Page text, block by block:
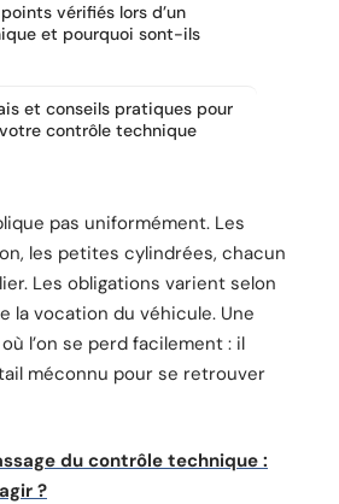
vérifiés lors d’un
et pourquoi sont-ils
et conseils pratiques pour
contrôle technique
pas uniformément. Les
les petites cylindrées, chacun
Les obligations varient selon
la vocation du véhicule. Une
l’on se perd facilement : il
méconnu pour se retrouver
du contrôle technique :
?